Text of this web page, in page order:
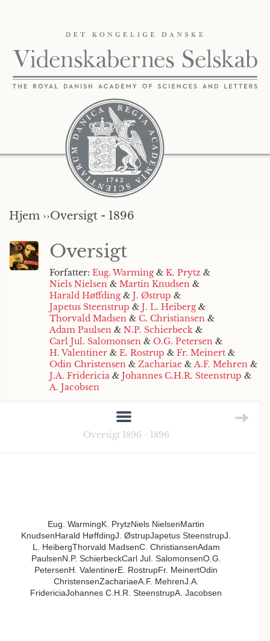
Hjem ››Oversigt - 1896
Oversigt
Forfatter: Eug. Warming& K. Prytz &
Niels Nielsen & Martin Knudsen &
Harald Høffding& J. Østrup &
Japetus Steenstrup & J. L. Heiberg&
Thorvald Madsen & C. Christiansen &
Adam Paulsen & N.P. Schierbeck &
Carl Jul. Salomonsen & O.G. Petersen &
H. Valentiner & E. Rostrup & Fr. Meinert &
Odin Christensen & Zachariae & A.F. Mehren &
J.A. Fridericia & Johannes C.H.R. Steenstrup &
A. Jacobsen
Oversigt 1896 - 1896
Eug. WarmingK. PrytzNiels NielsenMartin
KnudsenHarald HøffdingJ. ØstrupJapetus SteenstrupJ.
L. HeibergThorvald MadsenC. ChristiansenAdam
PaulsenN.P. SchierbeckCarl Jul. SalomonsenO.G.
PetersenH. ValentinerE. RostrupFr. MeinertOdin
ChristensenZachariaeA.F. MehrenJ.A.
FridericiaJohannes C.H.R. SteenstrupA. Jacobsen